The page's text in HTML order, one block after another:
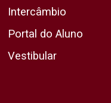
Intercâmbio
Portal do Aluno
Vestibular